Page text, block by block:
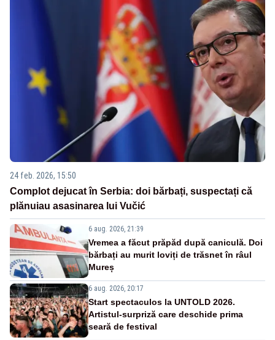
24 feb. 2026, 15:50
Complot dejucat în Serbia: doi bărbați, suspectați că
plănuiau asasinarea lui Vučić
6 aug. 2026, 21:39
Vremea a făcut prăpăd după caniculă. Doi
bărbați au murit loviți de trăsnet în râul
Mureș
6 aug. 2026, 20:17
Start spectaculos la UNTOLD 2026.
Artistul-surpriză care deschide prima
seară de festival